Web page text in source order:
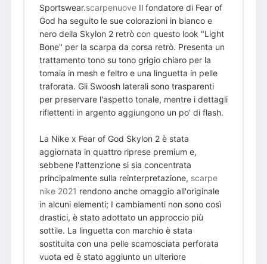
Sportswear.scarpenuoveIl fondatore di Fear of
God ha seguito le sue colorazioni in bianco e
nero della Skylon 2 retrò con questo look "Light
Bone" per la scarpa da corsa retrò. Presenta un
trattamento tono su tono grigio chiaro per la
tomaia in mesh e feltro e una linguetta in pelle
traforata. Gli Swoosh laterali sono trasparenti
per preservare l'aspetto tonale, mentre i dettagli
riflettenti in argento aggiungono un po' di flash.
La Nike x Fear of God Skylon 2 è stata
aggiornata in quattro riprese premium e,
sebbene l'attenzione si sia concentrata
principalmente sulla reinterpretazione, scarpe
nike 2021 rendono anche omaggio all'originale
in alcuni elementi; I cambiamenti non sono così
drastici, è stato adottato un approccio più
sottile. La linguetta con marchio è stata
sostituita con una pelle scamosciata perforata
vuota ed è stato aggiunto un ulteriore